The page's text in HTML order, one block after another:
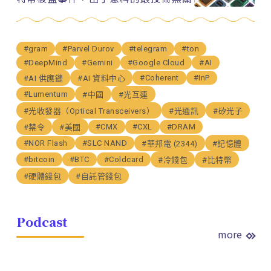
#gram #Parvel Durov #telegram
#ton
#DeepMind
#Gemini #Google Cloud
#AI
#AI 供應鏈
#AI 資料中心 #Coherent
#InP
#Lumentum
#中國
#光互連
#光收發器（Optical Transceivers）
#光通訊
#矽光子
#禁令
#美國 #CMX #CXL
#DRAM
#NOR Flash
#SLC NAND #華邦電 (2344)
#記憶體
#bitcoin
#BTC #Coldcard #冷錢包
#比特幣
#硬體錢包
#自託管錢包
Podcast
more